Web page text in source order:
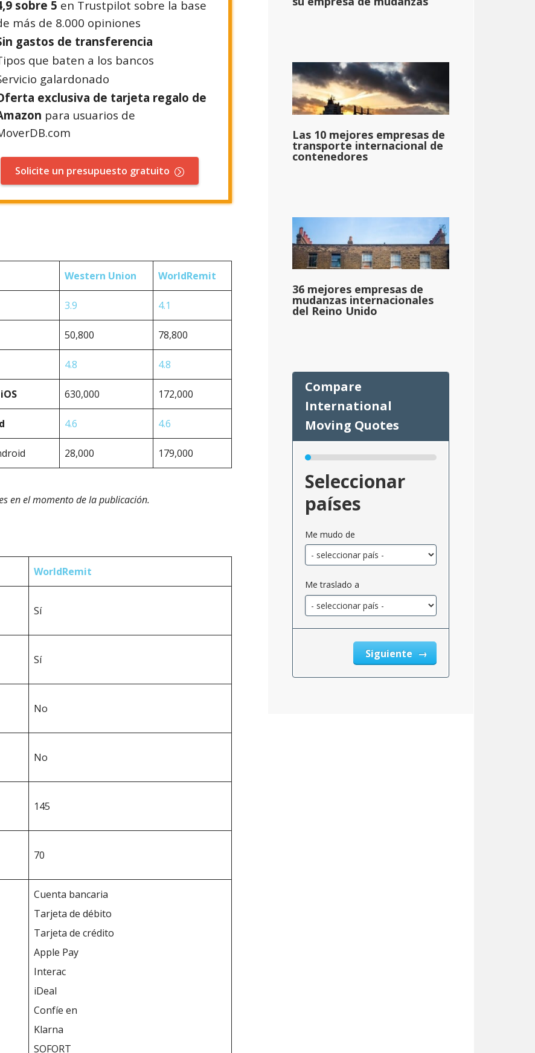
sobre 5 en Trustpilot sobre la base
más de 8.000 opiniones
gastos de transferencia
que baten a los bancos
galardonado
exclusiva de tarjeta regalo de
para usuarios de
Solicite un presupuesto gratuito
Western Union WorldRemit
3.9 4.1
50,800 78,800
4.8 4.8
630,000 172,000
4.6 4.6
28,000 179,000
en el momento de la publicación.
WorldRemit
Sí
Sí
No
No
145
70
Cuenta bancaria
Tarjeta de débito
Tarjeta de crédito
Apple Pay
Interac
iDeal
Confíe en
Klarna
SOFORT
Las 10 mejores empresas de
transporte internacional de
contenedores
36 mejores empresas de
mudanzas internacionales
del Reino Unido
Seleccionar
países
Me mudo de
Me traslado a
Siguiente